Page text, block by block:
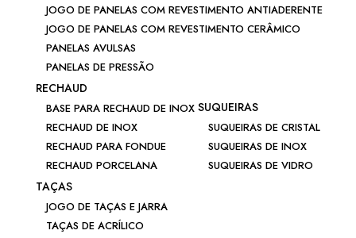
JOGO DE PANELAS COM REVESTIMENTO ANTIADERENTE
JOGO DE PANELAS COM REVESTIMENTO CERÂMICO
PANELAS AVULSAS
PANELAS DE PRESSÃO
RECHAUD
BASE PARA RECHAUD DE INOX
RECHAUD DE INOX
RECHAUD PARA FONDUE
RECHAUD PORCELANA
SUQUEIRAS
SUQUEIRAS DE CRISTAL
SUQUEIRAS DE INOX
SUQUEIRAS DE VIDRO
TAÇAS
JOGO DE TAÇAS E JARRA
TAÇAS DE ACRÍLICO